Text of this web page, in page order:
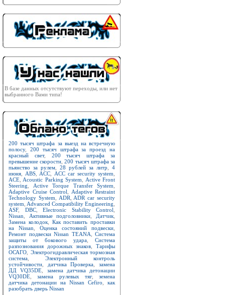
В базе данных отсутствуют переходы, или нет
выбранного Вами типа!
200 тысяч штрафа за выезд на встречную
полосу, 200 тысяч штрафа за проезд на
красный свет, 200 тысяч штрафа за
превышение скорости ,200 тысяч штрафа за
пьянство за рулем
28 рублей за литр
4
июня
ABS ACC ACC car security system
ACE Acoustic Parking System
Active Front
Steering
Active Torque Transfer System
Adaptive Cruise Control
Adaptive Restraint
Technology System
ADR
ADR car security
system Advanced Compatibility Engineering
ASF, DBC, Electronic Stability Control
Nissan
Активные подголовники Датчик
Замена колодок, Как поставить проставки
на Nissan
Оценка состояний подвески
Ремонт подвески Nissan TEANA
Система
защиты от бокового удара
Система
разпознования дорожных знаков ,Тарифы
ОСАГО
Электрогидравлическая тормозная
система
Электронный контроль
устойчивости
датчика Проверка ,замена
ДД VQ35DE
замена датчика детонации
VQ30DE ,замена рулевых тяг, земена
датчика детонации на Nissan Cefiro
как
разобрать дверь Nissan